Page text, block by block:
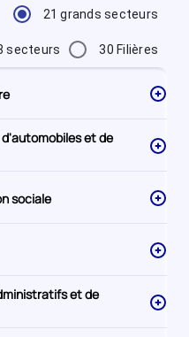
21 grands secteurs
secteurs 30 Filières
et de
sociale
et de